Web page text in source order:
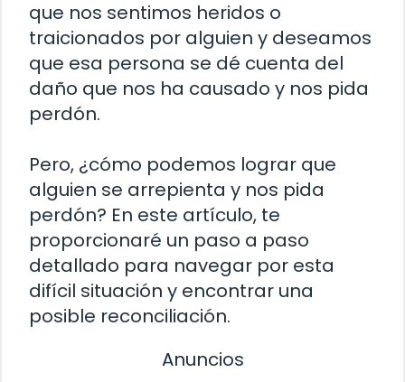
que nos sentimos heridos o
traicionados por alguien y deseamos
que esa persona se dé cuenta del
daño que nos ha causado y nos pida
perdón.
Pero, ¿cómo podemos lograr que
alguien se arrepienta y nos pida
perdón? En este artículo, te
proporcionaré un paso a paso
detallado para navegar por esta
difícil situación y encontrar una
posible reconciliación.
Anuncios